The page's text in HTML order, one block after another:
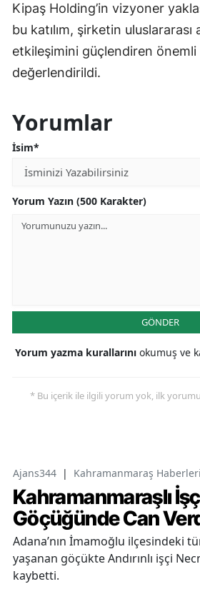
Kipaş Holding’in vizyoner
bu katılım, şirketin uluslararası
etkileşimini güçlendiren önemli
değerlendirildi.
Yorumlar
İsim*
Yorum Yazın (500 Karakter)
GÖNDER
Yorum yazma kurallarını okumuş ve
* Bu içerik ile ilgili yorum yok, ilk yorumu
Ajans344 | Kahramanmaraş Haberleri
Kahramanmaraşlı
Göçüğünde Can
Adana’nın İmamoğlu ilçesindeki
yaşanan göçükte Andırınlı işçi
kaybetti.